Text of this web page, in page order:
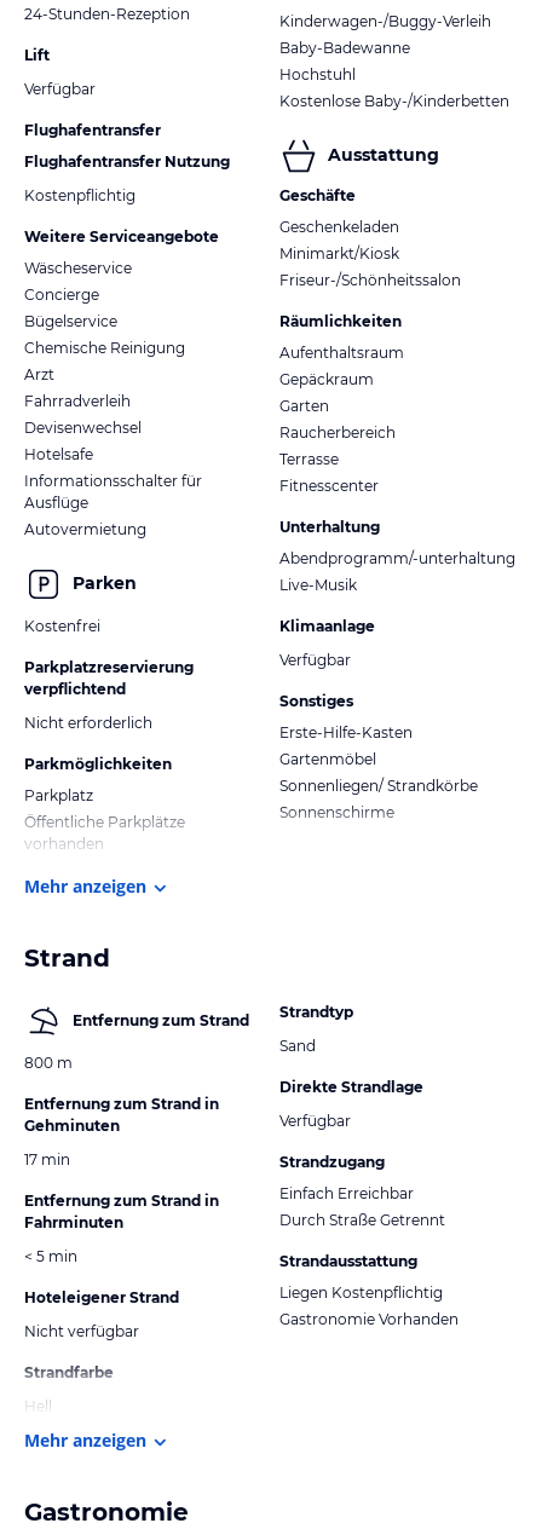
24-Stunden-Rezeption
Lift
Verfügbar
Flughafentransfer
Flughafentransfer Nutzung
Kostenpflichtig
Weitere Serviceangebote
Wäscheservice
Concierge
Bügelservice
Chemische Reinigung
Arzt
Fahrradverleih
Devisenwechsel
Hotelsafe
Informationsschalter für
Ausflüge
Autovermietung
Parken
Kostenfrei
Parkplatzreservierung
verpflichtend
Nicht erforderlich
Parkmöglichkeiten
Parkplatz
Öffentliche Parkplätze
vorhanden
Kinderwagen-/Buggy-Verleih
Baby-Badewanne
Hochstuhl
Kostenlose Baby-/Kinderbetten
Ausstattung
Geschäfte
Geschenkeladen
Minimarkt/Kiosk
Friseur-/Schönheitssalon
Räumlichkeiten
Aufenthaltsraum
Gepäckraum
Garten
Raucherbereich
Terrasse
Fitnesscenter
Unterhaltung
Abendprogramm/-unterhaltung
Live-Musik
Klimaanlage
Verfügbar
Sonstiges
Erste-Hilfe-Kasten
Gartenmöbel
Sonnenliegen/ Strandkörbe
Sonnenschirme
Mehr anzeigen
Strand
Entfernung zum Strand
800 m
Entfernung zum Strand in
Gehminuten
17 min
Entfernung zum Strand in
Fahrminuten
< 5 min
Hoteleigener Strand
Nicht verfügbar
Strandfarbe
Hell
Strandtyp
Sand
Direkte Strandlage
Verfügbar
Strandzugang
Einfach Erreichbar
Durch Straße Getrennt
Strandausstattung
Liegen Kostenpflichtig
Gastronomie Vorhanden
Mehr anzeigen
Gastronomie